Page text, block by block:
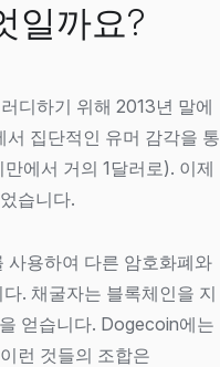
일까요?
디하기 위해 2013년 말에
집단적인 유머 감각을 통
에서 거의 1달러로). 이제
습니다.
사용하여 다른 암호화폐와
. 채굴자는 블록체인을 지
얻습니다. Dogecoin에는
런 것들의 조합은